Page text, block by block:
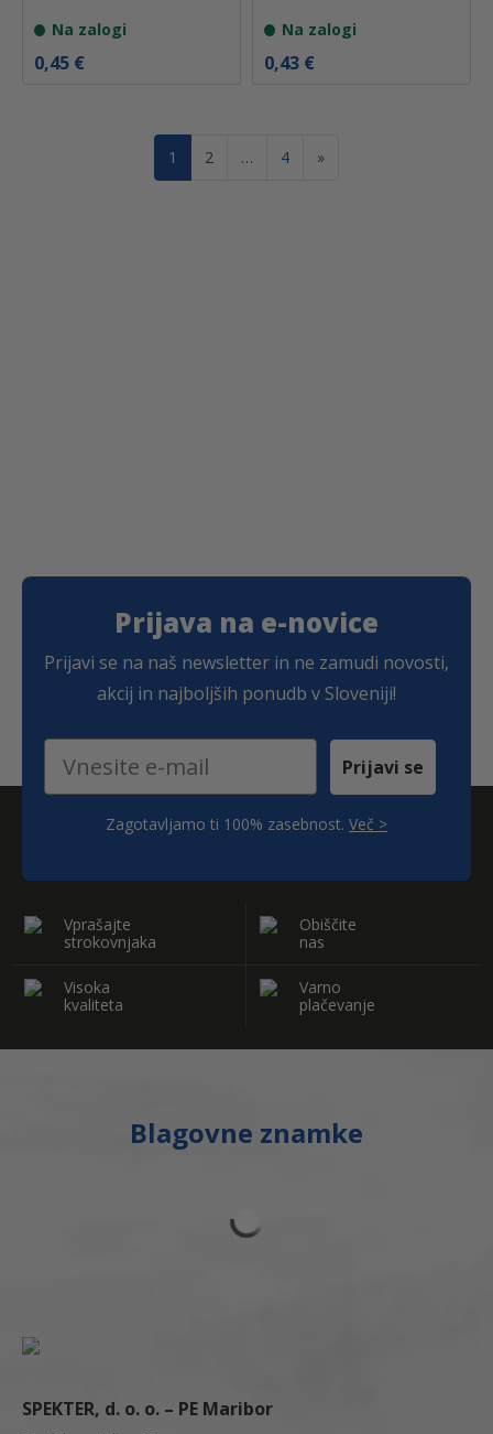
Na zalogi
0,45 €
Na zalogi
0,43 €
1 2 … 4 »
Prijava na e-novice
Prijavi se na naš newsletter in ne zamudi novosti,
akcij in najboljših ponudb v Sloveniji!
Email Prijavi se
Zagotavljamo ti 100% zasebnost. Več >
Vprašajte
strokovnjaka
Obiščite
nas
Visoka
kvaliteta
Varno
plačevanje
Blagovne znamke
SPEKTER, d. o. o. – PE Maribor